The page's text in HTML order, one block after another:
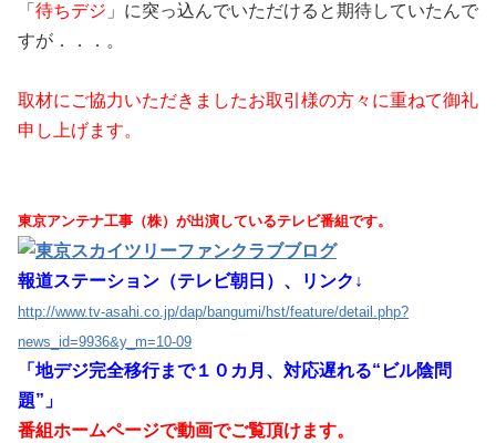
「 待ちデジ 」に突っ込んでいただけると期待していたんで
すが．．．。
取材にご協力いただきましたお取引様の方々に重ねて御礼
申し上げます。
東京アンテナ工事（株）が出演しているテレビ番組です。
報道ステーション（テレビ朝日）、リンク↓
http://www.tv-asahi.co.jp/dap/bangumi/hst/feature/detail.php?
news_id=9936&y_m=10-09
「地デジ完全移行まで１０カ月、対応遅れる“ビル陰問
題”」
番組ホームページで動画でご覧頂けます。